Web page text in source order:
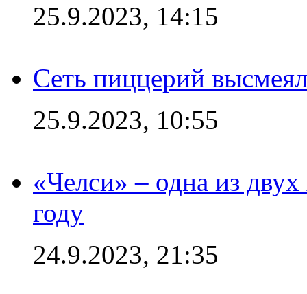
25.9.2023, 14:15
Сеть пиццерий
25.9.2023, 10:55
«Челси» – одна из
году
24.9.2023, 21:35